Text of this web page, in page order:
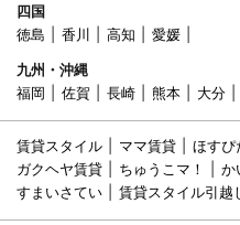
四国
徳島
香川 高知
愛媛
九州・沖縄
福岡
佐賀 長崎 熊本 大分
賃貸スタイル ママ賃貸 ほすぴ
ガクヘヤ賃貸
ちゅうこマ！ か
すまいさてい
賃貸スタイル引越